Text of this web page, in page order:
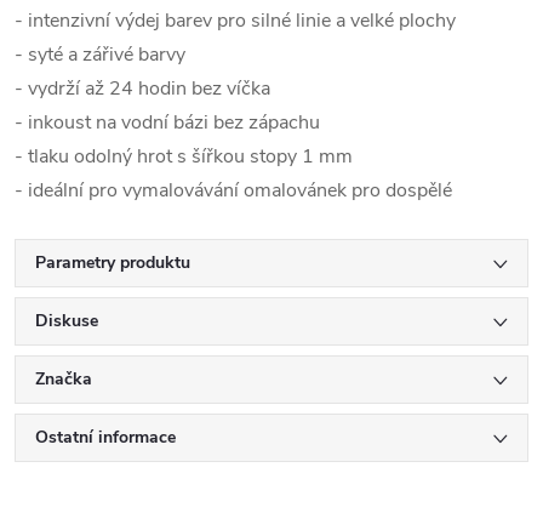
- intenzivní výdej barev pro silné linie a velké plochy
- syté a zářivé barvy
- vydrží až 24 hodin bez víčka
- inkoust na vodní bázi bez zápachu
- tlaku odolný hrot s šířkou stopy 1 mm
- ideální pro vymalovávání omalovánek pro dospělé
Parametry produktu
Diskuse
Značka
Ostatní informace